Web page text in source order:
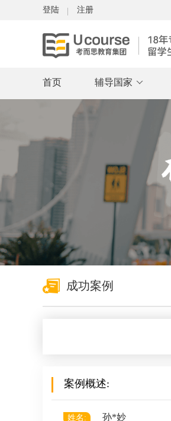
登陆 注册
首页 辅导国家
成功案例
案例概述:
姓名: 孙*妙
奈尔大学 物理学 博士